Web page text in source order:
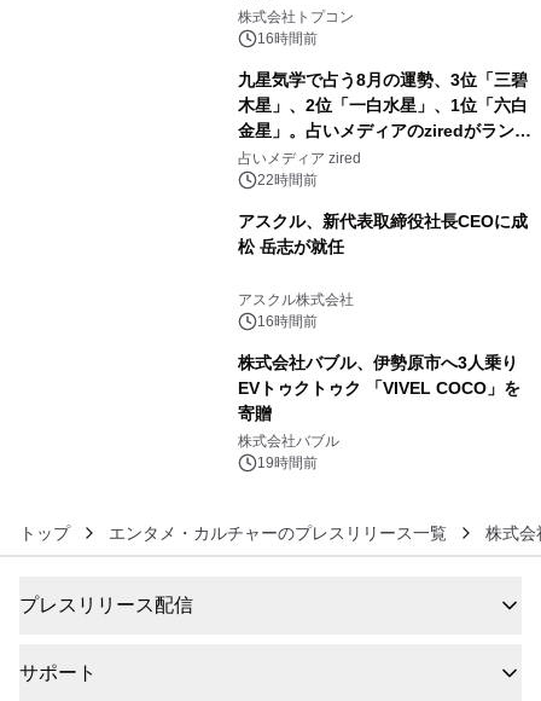
株式会社トプコン
16時間前
九星気学で占う8月の運勢、3位「三碧
木星」、2位「一白水星」、1位「六白
金星」。占いメディアのziredがランキ
ングを発表
占いメディア zired
22時間前
アスクル、新代表取締役社長CEOに成
松 岳志が就任
アスクル株式会社
16時間前
株式会社バブル、伊勢原市へ3人乗り
EVトゥクトゥク 「VIVEL COCO」を
寄贈
株式会社バブル
19時間前
トップ エンタメ・カルチャーのプレスリリース一覧 株式会
プレスリリース配信
サポート